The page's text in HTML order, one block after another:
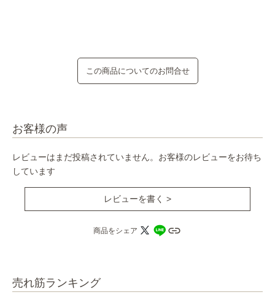
売れ筋ランキング
この商品についてのお問合せ
お客様の声
レビューはまだ投稿されていません。お客様のレビューをお待ち
しています
レビューを書く >
商品をシェア